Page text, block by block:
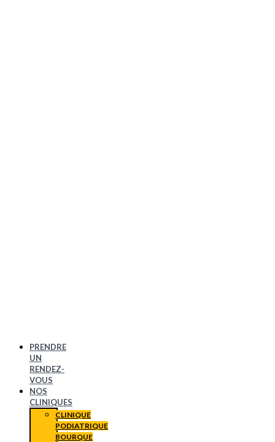
PRENDRE
UN
RENDEZ-
VOUS
NOS
CLINIQUES
CLINIQUE
PODIATRIQUE
BOURQUE